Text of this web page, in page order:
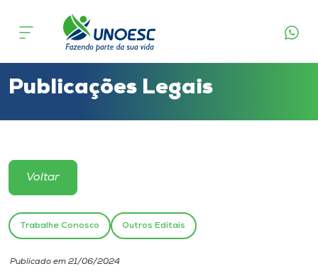
Cursos
Atendimento ao Estudante
Portal de Ensino
Unoesc
Publicações Legais
Voltar
Trabalhe Conosco Outros Editais
Publicado em 21/06/2024